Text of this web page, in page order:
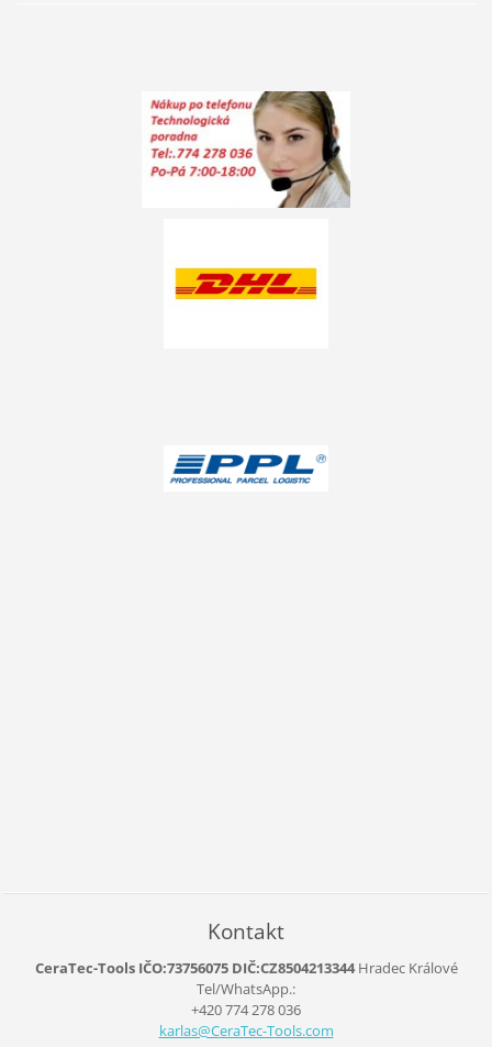
Kontakt
CeraTec-Tools IČO:73756075 DIČ:CZ8504213344Hradec Králové
Tel/WhatsApp.:
+420 774 278 036
karlas@CeraTec-Tools.com